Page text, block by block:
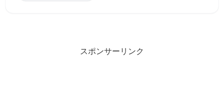
スポンサーリンク